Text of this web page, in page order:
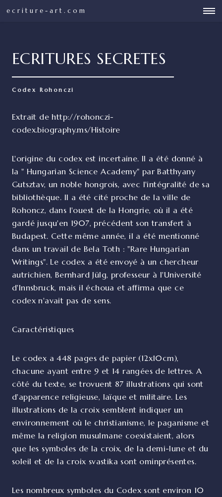
ecriture-art.com
ECRITURES SECRETES
Codex Rohonczi
Extrait de http://rohonczi-
codex.biography.ms/Histoire
L'origine du codex est incertaine. Il a été donné à
la " Hungarian Science Academy" par Batthyany
Gutsztav, un noble hongrois, avec l'intégralité de sa
bibliothèque. Il a été cité proche de la ville de
Rohoncz, dans l'ouest de la Hongrie, où il a été
gardé jusqu'en 1907, précédent son transfert à
Budapest. Cette même année, il a été mentionné
dans un travail de Bela Toth : "Rare Hungarian
Writings". Le codex a été envoyé à un chercheur
autrichien, Bernhard Jülg, professeur à l'Université
d'Innsbruck, mais il échoua et affirma que ce
codex n'avait pas de sens.
Caractéristiques
Le codex a 448 pages de papier (12x10cm),
chacune ayant entre 9 et 14 rangées de lettres. A
côté du texte, se trovuent 87 illustrations qui sont
d'apparence religieuse, laïque et militaire. Les
illustrations de la croix semblent indiquer un
environnement où le christianisme, le paganisme et
même la religion musulmane coexistaient, alors
que les symboles de la croix, de la demi-lune et du
soleil et de la croix svastika sont ominprésentes.
Les nombreux symboles du Codex sont environ 10